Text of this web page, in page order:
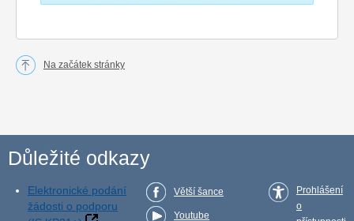
Na začátek stránky
Důležité odkazy
Elektronické podání
žádosti o podporu
Větší šance
Youtube
Prohlášení
o